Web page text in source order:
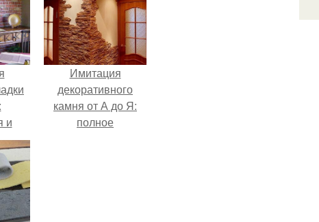
и
Имитация
декоративного
камня от А до Я:
полное